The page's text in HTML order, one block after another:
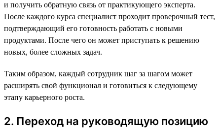
и получить обратную связь от практикующего эксперта.
После каждого курса специалист проходит проверочный тест,
подтверждающий его готовность работать с новыми
продуктами. После чего он может приступать к решению
новых, более сложных задач.
Таким образом, каждый сотрудник шаг за шагом может
расширять свой функционал и готовиться к следующему
этапу карьерного роста.
2. Переход на руководящую позицию